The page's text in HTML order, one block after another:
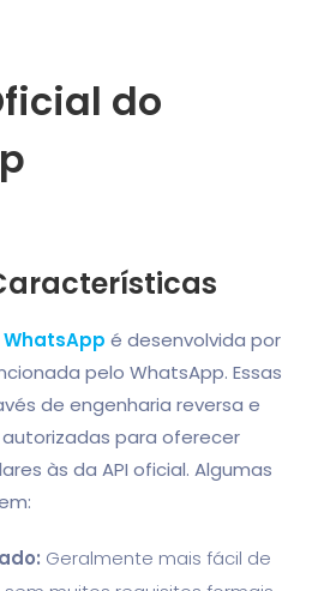
do
é desenvolvida por
pelo WhatsApp. Essas
de engenharia reversa e
para oferecer
às da API oficial. Algumas
Geralmente mais fácil de